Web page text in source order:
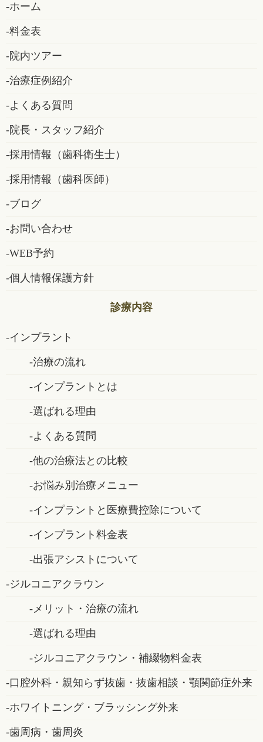
ホーム
料金表
院内ツアー
治療症例紹介
よくある質問
院長・スタッフ紹介
採用情報（歯科衛生士）
採用情報（歯科医師）
ブログ
お問い合わせ
WEB予約
個人情報保護方針
診療内容
インプラント
治療の流れ
インプラントとは
選ばれる理由
よくある質問
他の治療法との比較
お悩み別治療メニュー
インプラントと医療費控除について
インプラント料金表
出張アシストについて
ジルコニアクラウン
メリット・治療の流れ
選ばれる理由
ジルコニアクラウン・補綴物料金表
口腔外科・親知らず抜歯・抜歯相談・顎関節症外来
ホワイトニング・ブラッシング外来
歯周病・歯周炎